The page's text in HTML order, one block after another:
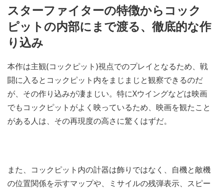
スターファイターの特徴からコック
ピットの内部にまで渡る、徹底的な作
り込み
本作は主観(コックピット)視点でのプレイとなるため、戦
闘に入るとコックピット内をまじまじと観察できるのだ
が、その作り込みが凄まじい。特にXウイングなどは映画
でもコックピットがよく映っているため、映画を観たこと
がある人は、その再現度の高さに驚くはずだ。
また、コックピット内の計器は飾りではなく、自機と敵機
の位置関係を示すマップや、ミサイルの残弾表示、スピー